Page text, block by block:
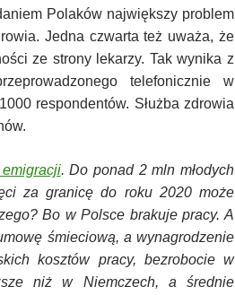
Polaków największy problem
Jedna czwarta też uważa, że
ze strony lekarzy. Tak wynika z
telefonicznie w
respondentów. Służba zdrowia
. Do ponad 2 mln młodych
za granicę do roku 2020 może
Bo w Polsce brakuje pracy. A
śmieciową, a wynagrodzenie
kosztów pracy, bezrobocie w
niż w Niemczech, a średnie